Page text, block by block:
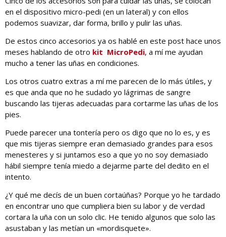
en el dispositivo micro-pedi (en un lateral) y con ellos
podemos suavizar, dar forma, brillo y pulir las uñas.
De estos cinco accesorios ya os hablé en este post hace unos
meses hablando de otro kit MicroPedi, a mí me ayudan
mucho a tener las uñas en condiciones.
Los otros cuatro extras a mí me parecen de lo más útiles, y
es que anda que no he sudado yo lágrimas de sangre
buscando las tijeras adecuadas para cortarme las uñas de los
pies.
Puede parecer una tontería pero os digo que no lo es, y es
que mis tijeras siempre eran demasiado grandes para esos
menesteres y si juntamos eso a que yo no soy demasiado
hábil siempre tenía miedo a dejarme parte del dedito en el
intento.
¿Y qué me decís de un buen cortaúñas? Porque yo he tardado
en encontrar uno que cumpliera bien su labor y de verdad
cortara la uña con un solo clic. He tenido algunos que solo las
asustaban y las metían un «mordisquete».